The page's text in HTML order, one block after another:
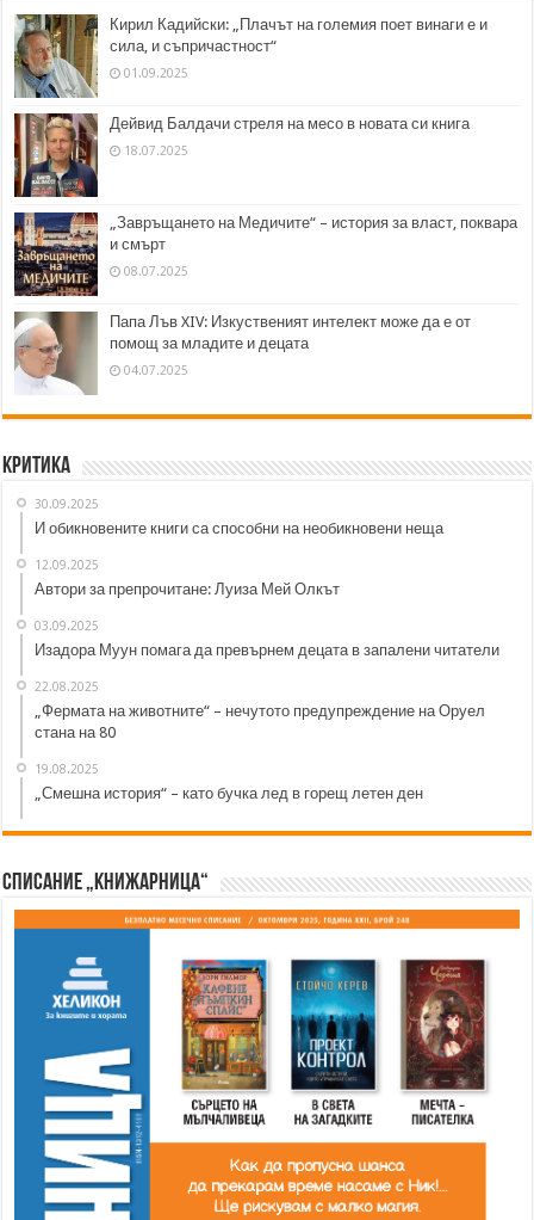
Кирил Кадийски: „Плачът на големия поет винаги е и
сила, и съпричастност“
01.09.2025
Дейвид Балдачи стреля на месо в новата си книга
18.07.2025
„Завръщането на Медичите“ – история за власт, поквара
и смърт
08.07.2025
Папа Лъв XIV: Изкуственият интелект може да е от
помощ за младите и децата
04.07.2025
Критика
30.09.2025
И обикновените книги са способни на необикновени неща
12.09.2025
Автори за препрочитане: Луиза Мей Олкът
03.09.2025
Изадора Муун помага да превърнем децата в запалени читатели
22.08.2025
„Фермата на животните“ – нечутото предупреждение на Оруел
стана на 80
19.08.2025
„Смешна история“ – като бучка лед в горещ летен ден
Списание „Книжарница“